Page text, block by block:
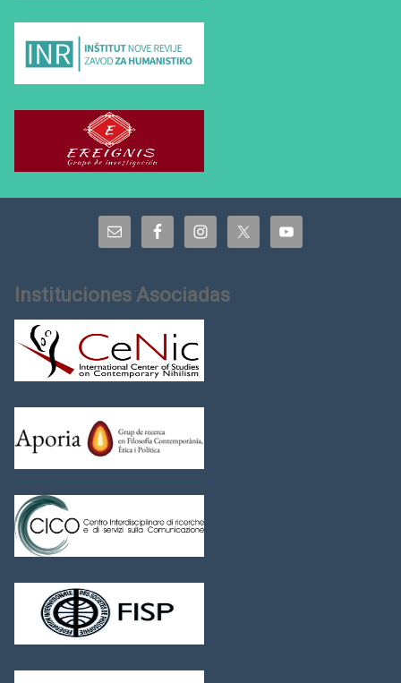
Instituciones Asociadas